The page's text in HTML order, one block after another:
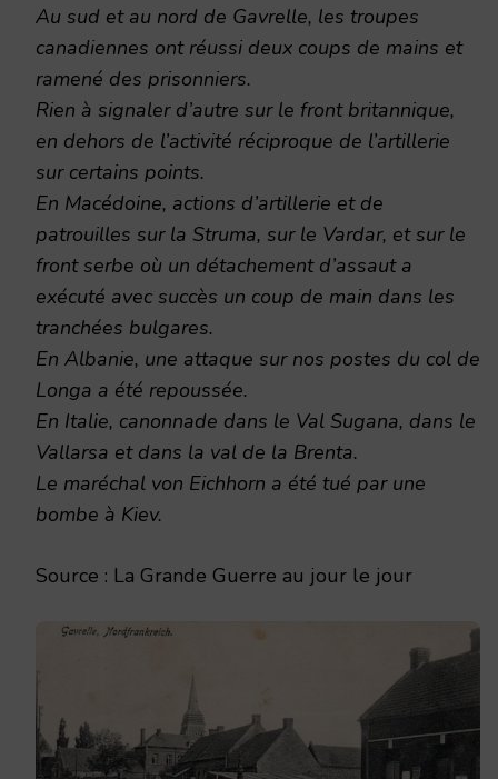
Au sud et au nord de Gavrelle, les troupes
canadiennes ont réussi deux coups de mains et
ramené des prisonniers.
Rien à signaler d’autre sur le front britannique,
en dehors de l’activité réciproque de l’artillerie
sur certains points.
En Macédoine, actions d’artillerie et de
patrouilles sur la Struma, sur le Vardar, et sur le
front serbe où un détachement d’assaut a
exécuté avec succès un coup de main dans les
tranchées bulgares.
En Albanie, une attaque sur nos postes du col de
Longa a été repoussée.
En Italie, canonnade dans le Val Sugana, dans le
Vallarsa et dans la val de la Brenta.
Le maréchal von Eichhorn a été tué par une
bombe à Kiev.
Source : La Grande Guerre au jour le jour